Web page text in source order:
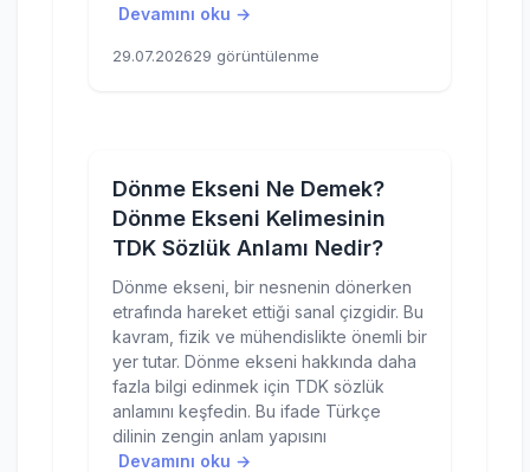
Devamını oku →
29.07.202629 görüntülenme
Dönme Ekseni Ne Demek?
Dönme Ekseni Kelimesinin
TDK Sözlük Anlamı Nedir?
Dönme ekseni, bir nesnenin dönerken
etrafında hareket ettiği sanal çizgidir. Bu
kavram, fizik ve mühendislikte önemli bir
yer tutar. Dönme ekseni hakkında daha
fazla bilgi edinmek için TDK sözlük
anlamını keşfedin. Bu ifade Türkçe
dilinin zengin anlam yapısını
Devamını oku →